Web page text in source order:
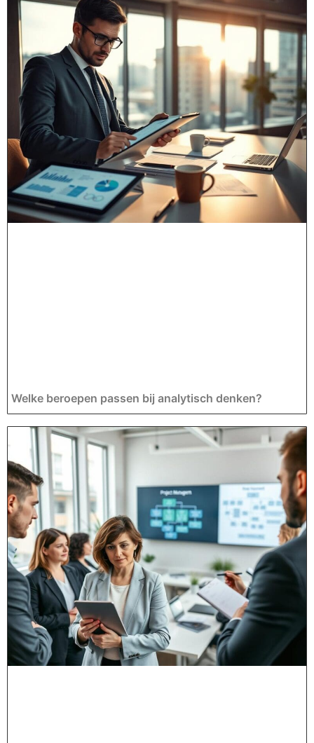
Welke beroepen passen bij analytisch denken?